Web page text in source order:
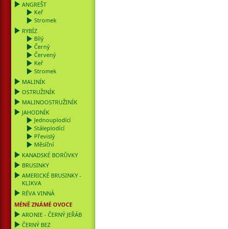
ANGREŠT
Keř
Stromek
RYBÍZ
Bílý
Černý
Červený
Keř
Stromek
MALINÍK
OSTRUŽINÍK
MALINOOSTRUŽINÍK
JAHODNÍK
Jednouplodící
Stáleplodící
Převislý
Měsíční
KANADSKÉ BORŮVKY
BRUSINKY
AMERICKÉ BRUSINKY -
KLIKVA
RÉVA VINNÁ
MÉNĚ ZNÁMÉ OVOCE
ARONIE - ČERNÝ JEŘÁB
ČERNÝ BEZ